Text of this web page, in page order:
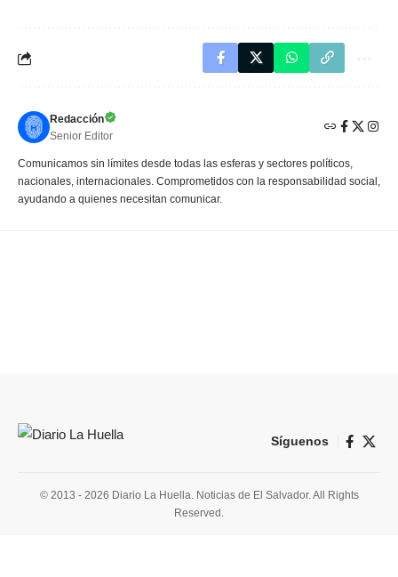
Redacción
Senior Editor
Comunicamos sin límites desde todas las esferas y sectores políticos,
nacionales, internacionales. Comprometidos con la responsabilidad social,
ayudando a quienes necesitan comunicar.
Síguenos
© 2013 - 2026 Diario La Huella. Noticias de El Salvador. All Rights
Reserved.